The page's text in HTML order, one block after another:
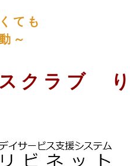
ても
～​
クラブ